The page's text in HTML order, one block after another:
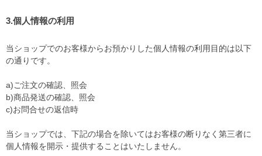
3.個人情報の利用
当ショップでのお客様からお預かりした個人情報の利用目的は以下
の通りです。
a)ご注文の確認、照会
b)商品発送の確認、照会
c)お問合せの返信時
当ショップでは、下記の場合を除いてはお客様の断りなく第三者に
個人情報を開示・提供することはいたしません。